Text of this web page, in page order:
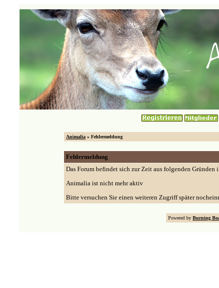
Animalia » Fehlermeldung
Fehlermeldung
Das Forum befindet sich zur Zeit aus folgenden Gründen
Animalia ist nicht mehr aktiv
Bitte versuchen Sie einen weiteren Zugriff später
Powered by Burning